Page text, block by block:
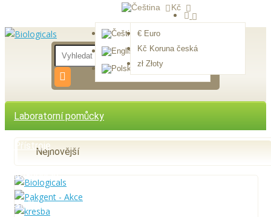
Laboratorní pomůcky
Přístroje
Reagencie
Služby
Čeština
English
Polski
Kč
€ Euro
Kč Koruna česká
zł Złoty
Nejnovější